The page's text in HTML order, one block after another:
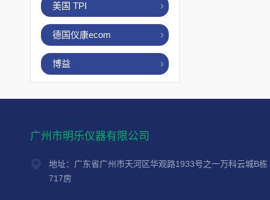
美国 TPI
德国仪康ecom
博益
广州市明乐仪器有限公司
地址：广东省广州市天河区华观路1933号之一万科云城B栋
717房